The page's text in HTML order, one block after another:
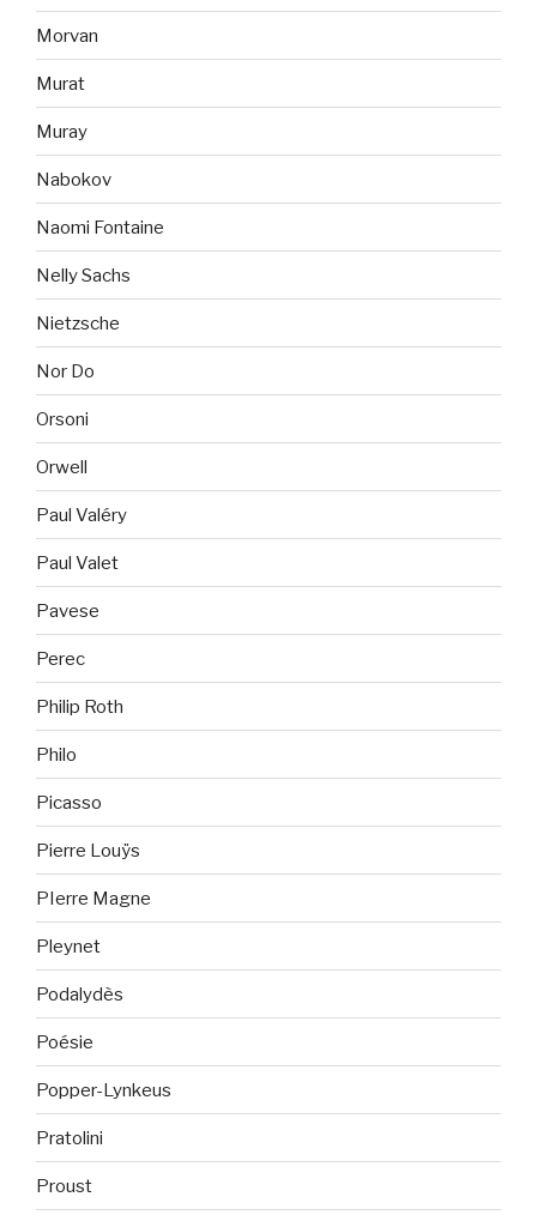
Morvan
Murat
Muray
Nabokov
Naomi Fontaine
Nelly Sachs
Nietzsche
Nor Do
Orsoni
Orwell
Paul Valéry
Paul Valet
Pavese
Perec
Philip Roth
Philo
Picasso
Pierre Louÿs
PIerre Magne
Pleynet
Podalydès
Poésie
Popper-Lynkeus
Pratolini
Proust